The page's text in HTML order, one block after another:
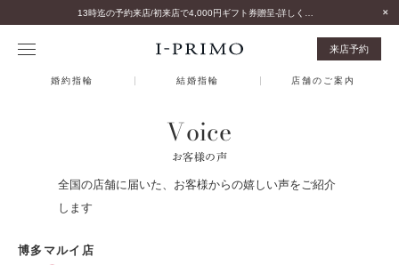
来店予約
婚約指輪 結婚指輪 店舗のご案内
Voice
お客様の声
全国の店舗に届いた、お客様からの嬉しい声をご紹介
します
博多マルイ店